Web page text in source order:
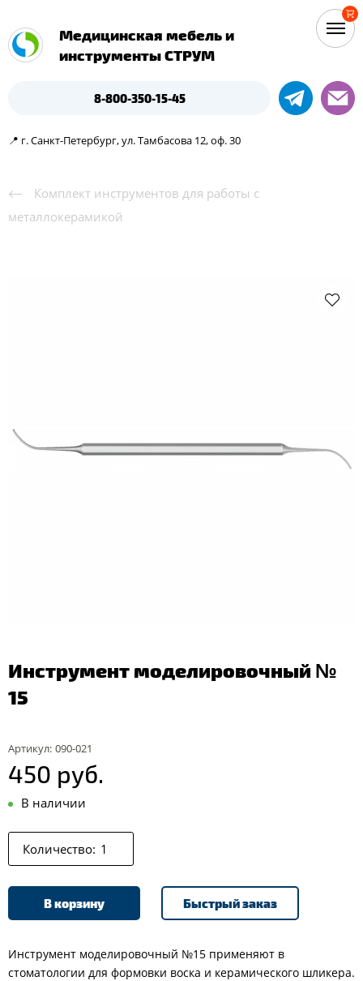
Медицинская мебель и
инструменты СТРУМ
8-800-350-15-45
📍 г. Санкт-Петербург, ул. Тамбасова 12, оф. 30
Комплект инструментов для работы с
металлокерамикой
Инструмент моделировочный №
15
Артикул: 090-021
450 руб.
В наличии
Количество:
В корзину Быстрый заказ
Инструмент моделировочный №15 применяют в
стоматологии для формовки воска и керамического шликера.